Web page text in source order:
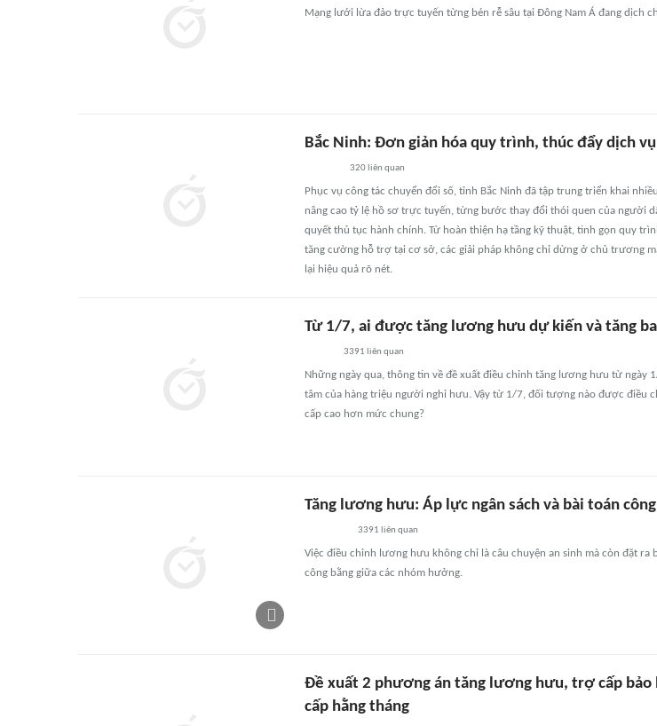
Mạng lưới lừa đảo trực tuyến từng bén rễ sâu tại Đông Nam Á đang dịch
Bắc Ninh: Đơn giản hóa quy trình, thúc đẩy dịch
320 liên quan
Phục vụ công tác chuyển đổi số, tỉnh Bắc Ninh đã tập trung triển khai
nâng cao tỷ lệ hồ sơ trực tuyến, từng bước thay đổi thói quen của người
quyết thủ tục hành chính. Từ hoàn thiện hạ tầng kỹ thuật, tinh gọn quy
tăng cường hỗ trợ tại cơ sở, các giải pháp không chỉ dừng ở chủ trương
lại hiệu quả rõ nét.
Từ 1/7, ai được tăng lương hưu dự kiến và tăng
3391 liên quan
Những ngày qua, thông tin về đề xuất điều chỉnh tăng lương hưu từ ngày
tâm của hàng triệu người nghỉ hưu. Vậy từ 1/7, đối tượng nào được điều
cấp cao hơn mức chung?
Tăng lương hưu: Áp lực ngân sách và bài toán
3391 liên quan
Việc điều chỉnh lương hưu không chỉ là câu chuyện an sinh mà còn đặt ra
công bằng giữa các nhóm hưởng.
Đề xuất 2 phương án tăng lương hưu, trợ cấp
cấp hằng tháng